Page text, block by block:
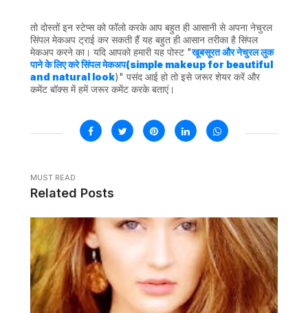
तो दोस्तों इन स्टेप्स को फॉलो करके आप बहुत ही आसानी से अपना नेचुरल
सिंपल मेकअप ट्राई कर सकती हैं यह बहुत ही आसान तरीका है सिंपल
मेकअप करने का। यदि आपको हमारी यह पोस्ट "खूबसूरत और नेचुरल लुक
पाने के लिए करे सिंपल मेकअप(simple makeup for beautiful
and natural look)" पसंद आई हो तो इसे जरूर शेयर करें और
कमेंट बॉक्स में हमें जरूर कमेंट करके बताएं।
MUST READ
Related Posts